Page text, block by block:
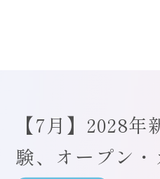
【7月】2028
験、オープン